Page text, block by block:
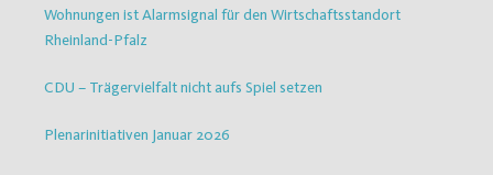
Wohnungen ist Alarmsignal für den Wirtschaftsstandort
Rheinland-Pfalz
CDU – Trägervielfalt nicht aufs Spiel setzen
Plenarinitiativen Januar 2026